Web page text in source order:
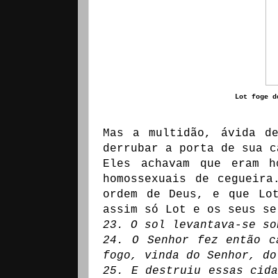
Lot foge
Mas a multidão, ávida
derrubar a porta de sua
Eles achavam que eram
homossexuais de
ordem de Deus, e que
assim só Lot e os seus
23. O sol levantava-se
24. O Senhor fez então
fogo, vinda do Senhor,
25. E destruiu essas